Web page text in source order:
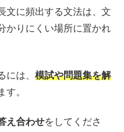
文に頻出する文法は、文
かりにくい場所に置かれ
には、 模試や問題集を解
す。
え合わせをしてくださ